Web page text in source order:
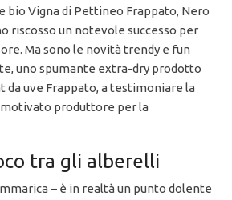
bio Vigna di Pettineo Frappato, Nero
riscosso un notevole successo per
Ma sono le novità trendy e fun
uno spumante extra-dry prodotto
da uve Frappato, a testimoniare la
produttore per la
tra gli alberelli
– è in realtà un punto dolente